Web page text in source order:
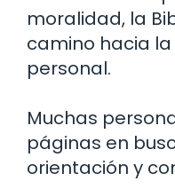
moralidad, la
camino hacia
personal.
Muchas
páginas en
orientación y